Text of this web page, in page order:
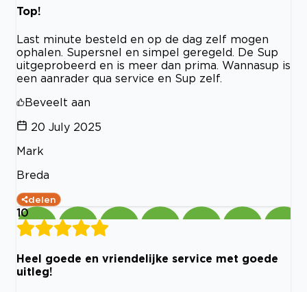
Top!
Last minute besteld en op de dag zelf mogen
ophalen. Supersnel en simpel geregeld. De Sup
uitgeprobeerd en is meer dan prima. Wannasup is
een aanrader qua service en Sup zelf.
Beveelt aan
20 July 2025
Mark
Breda
delen
10
Heel goede en vriendelijke service met goede
uitleg!